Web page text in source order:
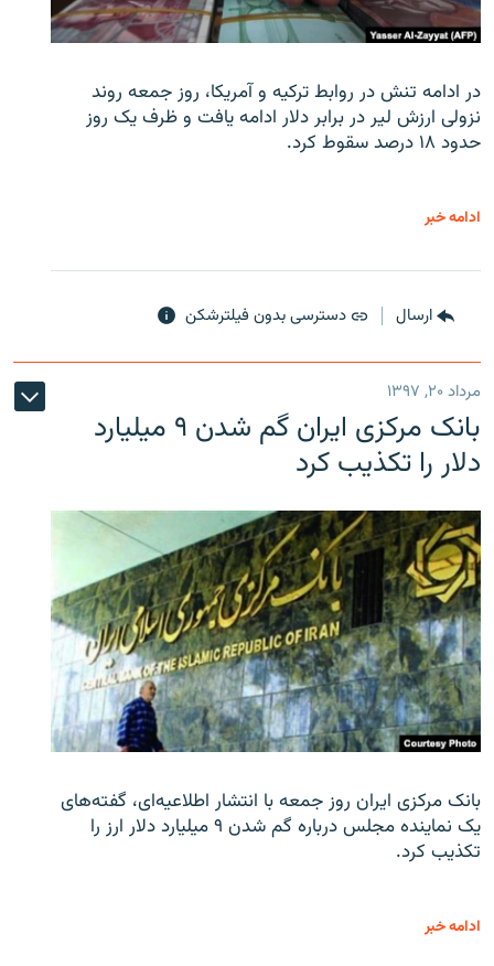
در ادامه تنش در روابط ترکیه و آمریکا، روز جمعه روند
نزولی ارزش لیر در برابر دلار ادامه یافت و ظرف یک روز
حدود ۱۸ درصد سقوط کرد.
ادامه خبر
ارسال دسترسی بدون فیلترشکن
مرداد ۲۰, ۱۳۹۷
بانک مرکزی ایران گم شدن ۹ میلیارد
دلار را تکذیب کرد
بانک مرکزی ایران روز جمعه با انتشار اطلاعیه‌ای، گفته‌های
یک نماینده مجلس درباره گم شدن ۹ میلیارد دلار ارز را
تکذیب کرد.
ادامه خبر